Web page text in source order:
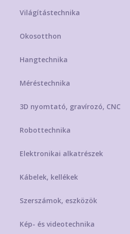
Világítástechnika
Okosotthon
Hangtechnika
Méréstechnika
3D nyomtató, gravírozó, CNC
Robottechnika
Elektronikai alkatrészek
Kábelek, kellékek
Szerszámok, eszközök
Kép- és videotechnika